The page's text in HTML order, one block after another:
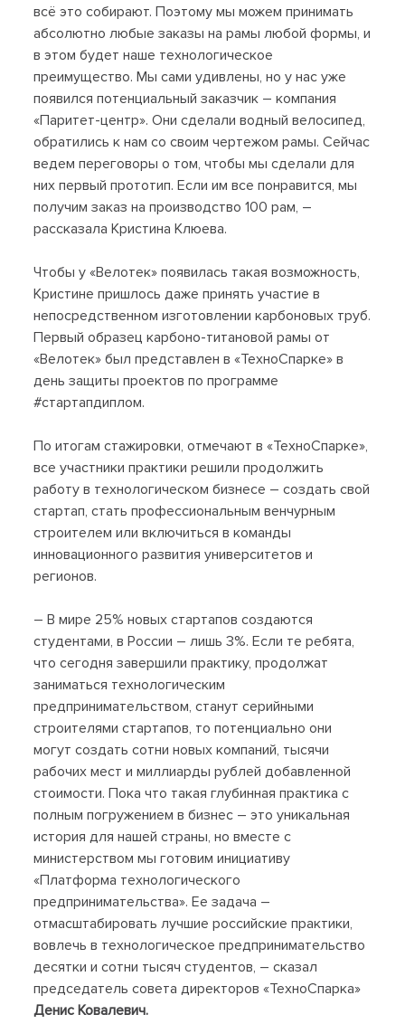
всё это собирают. Поэтому мы можем принимать
абсолютно любые заказы на рамы любой формы, и
в этом будет наше технологическое
преимущество. Мы сами удивлены, но у нас уже
появился потенциальный заказчик – компания
«Паритет-центр». Они сделали водный велосипед,
обратились к нам со своим чертежом рамы. Сейчас
ведем переговоры о том, чтобы мы сделали для
них первый прототип. Если им все понравится, мы
получим заказ на производство 100 рам, –
рассказала Кристина Клюева.
Чтобы у «Велотек» появилась такая возможность,
Кристине пришлось даже принять участие в
непосредственном изготовлении карбоновых труб.
Первый образец карбоно-титановой рамы от
«Велотек» был представлен в «ТехноСпарке» в
день защиты проектов по программе
#стартапдиплом.
По итогам стажировки, отмечают в «ТехноСпарке»,
все участники практики решили продолжить
работу в технологическом бизнесе – создать свой
стартап, стать профессиональным венчурным
строителем или включиться в команды
инновационного развития университетов и
регионов.
– В мире 25% новых стартапов создаются
студентами, в России – лишь 3%. Если те ребята,
что сегодня завершили практику, продолжат
заниматься технологическим
предпринимательством, станут серийными
строителями стартапов, то потенциально они
могут создать сотни новых компаний, тысячи
рабочих мест и миллиарды рублей добавленной
стоимости. Пока что такая глубинная практика с
полным погружением в бизнес – это уникальная
история для нашей страны, но вместе с
министерством мы готовим инициативу
«Платформа технологического
предпринимательства». Ее задача –
отмасштабировать лучшие российские практики,
вовлечь в технологическое предпринимательство
десятки и сотни тысяч студентов, – сказал
председатель совета директоров «ТехноСпарка»
Денис Ковалевич.